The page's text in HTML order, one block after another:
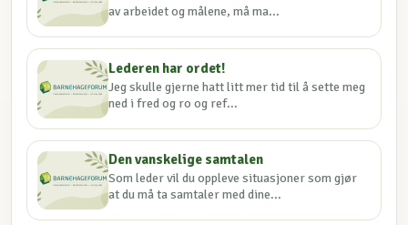
av arbeidet og målene, må ma...
Lederen har ordet!
Jeg skulle gjerne hatt litt mer tid til å sette meg
ned i fred og ro og ref...
Den vanskelige samtalen
Som leder vil du oppleve situasjoner som gjør
at du må ta samtaler med dine...